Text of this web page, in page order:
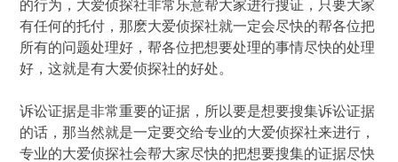
的行为，大爱侦探社非常乐意帮大家进行搜证，只要大家
有任何的托付，那麽大爱侦探社就一定会尽快的帮各位把
所有的问题处理好，帮各位把想要处理的事情尽快的处理
好，这就是有大爱侦探社的好处。
诉讼证据是非常重要的证据，所以要是想要搜集诉讼证据
的话，那当然就是一定要交给专业的大爱侦探社来进行，
专业的大爱侦探社会帮大家尽快的把想要搜集的证据尽快